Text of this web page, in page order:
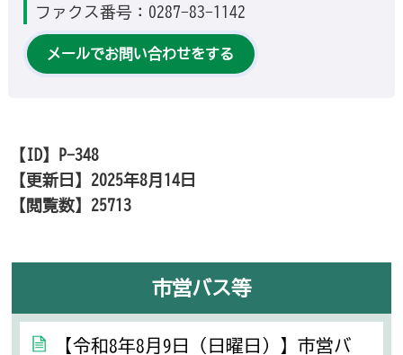
ファクス番号：0287-83-1142
メールでお問い合わせをする
【ID】
P-348
【更新日】 2025年8月14日
【閲覧数】 25713
市営バス等
【令和8年8月9日（日曜日）】市営バ